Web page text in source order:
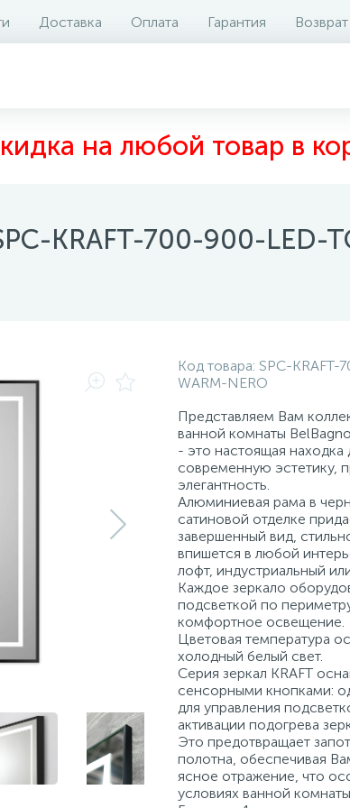
Доставка Оплата Гарантия
на любой товар в
KRAFT-700-900-LED-
на складе Отзывы 0
Код товара: SPC-
WARM-NERO
Представляем Вам
ванной комнаты
- это настоящая находка
современную эстетику,
элегантность.
Алюминиевая рама в
сатиновой отделке
завершенный вид,
впишется в любой
лофт, индустриальный
Каждое зеркало
подсветкой по
комфортное освещение.
Цветовая температура
холодный белый свет.
Серия зеркал KRAFT
сенсорными кнопками:
для управления
активации подогрева
Это предотвращает
полотна, обеспечивая
ясное отражение, что
условиях ванной